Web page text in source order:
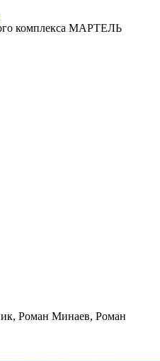
комплекса МАРТЕЛЬ
Роман Минаев, Роман